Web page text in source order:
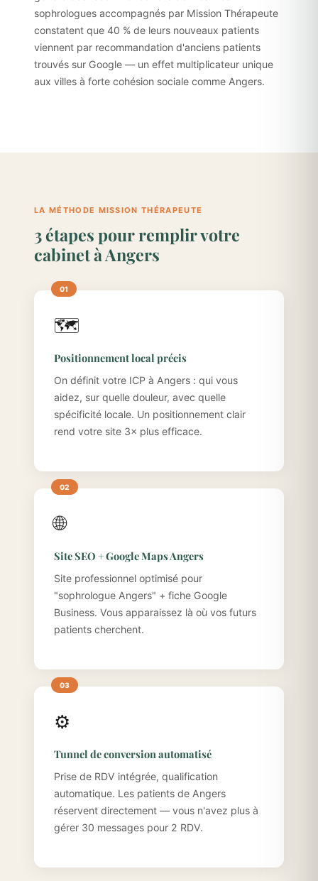
sophrologues accompagnés par Mission Thérapeute
constatent que 40 % de leurs nouveaux patients
viennent par recommandation d'anciens patients
trouvés sur Google — un effet multiplicateur unique
aux villes à forte cohésion sociale comme Angers.
LA MÉTHODE MISSION THÉRAPEUTE
3 étapes pour remplir votre
cabinet à Angers
🗺️
Positionnement local précis
On définit votre ICP à Angers : qui vous
aidez, sur quelle douleur, avec quelle
spécificité locale. Un positionnement clair
rend votre site 3× plus efficace.
🌐
Site SEO + Google Maps Angers
Site professionnel optimisé pour
"sophrologue Angers" + fiche Google
Business. Vous apparaissez là où vos futurs
patients cherchent.
⚙️
Tunnel de conversion automatisé
Prise de RDV intégrée, qualification
automatique. Les patients de Angers
réservent directement — vous n'avez plus à
gérer 30 messages pour 2 RDV.